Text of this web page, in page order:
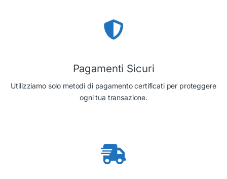
Pagamenti Sicuri
Utilizziamo solo metodi di pagamento certificati per proteggere
ogni tua transazione.